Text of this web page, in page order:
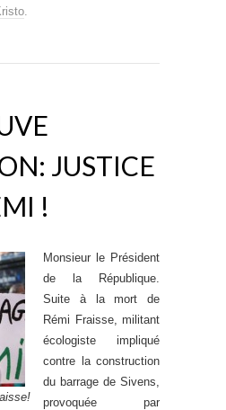
JUSTICE
!
Monsieur le Président
de la République.
Suite à la mort de
Rémi Fraisse, militant
écologiste impliqué
contre la construction
du barrage de Sivens,
provoquée par